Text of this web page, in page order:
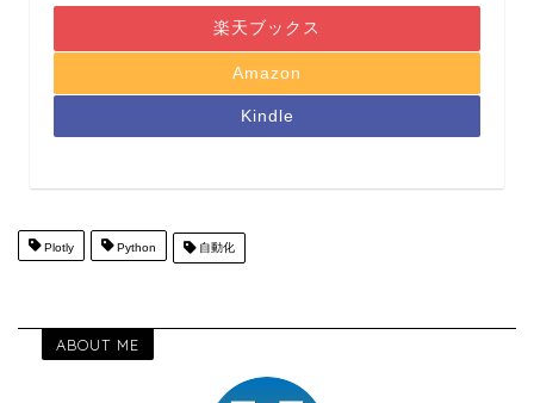
楽天ブックス
Amazon
Kindle
Plotly Python 自動化
ABOUT ME